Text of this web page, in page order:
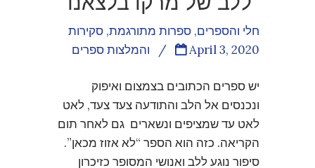
חלי והספרים, ספרות מתורגמת, סקירות
והמלצות ספרים
/ April 3, 2020
יש ספרים הכתובים בצמצום ואיפוק
ונכנסים אל הלב והתודעה צעד צעד, לאט
לאט עד שמציפים ונשארים גם לאחר תום
הקריאה. כזה הוא הספר “לא אזוז מכאן”.
סיפור נוגע ללב ואנושי המסופר כזיכרון